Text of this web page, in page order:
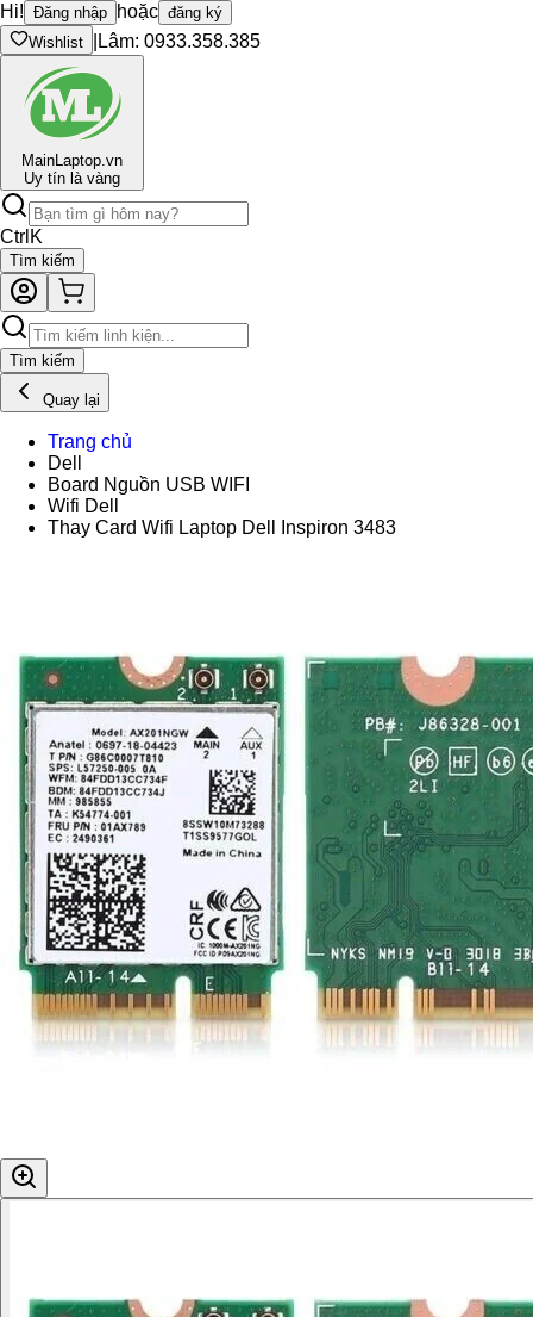
Hi! Đăng nhập hoặc đăng ký
Wishlist
Lâm: 0933.358.385
MainLaptop.vn
Uy tín là vàng
Ctrl K
Tìm kiếm
Tìm kiếm
Quay lại
Trang chủ
Dell
Board Nguồn USB WIFI
Wifi Dell
Thay Card Wifi Laptop Dell Inspiron 3483